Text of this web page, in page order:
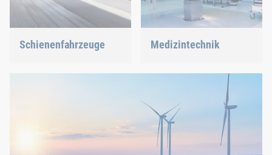
Schienenfahrzeuge
Clinchen oder C-Teile-
Medizintechnik
maßgeschneiderte
Verbindungslösungen für
Technologien.